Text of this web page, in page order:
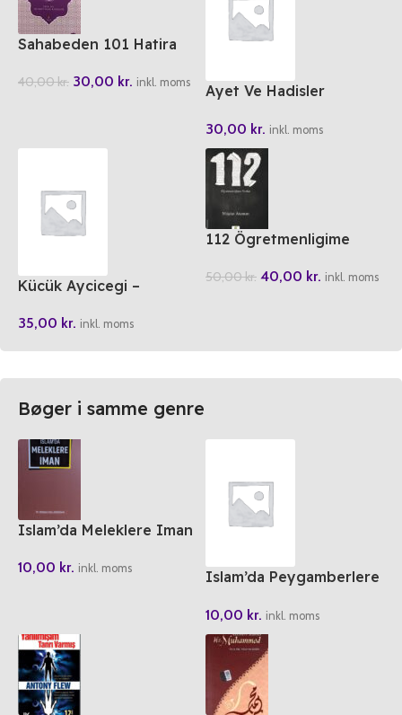
Sahabeden 101 Hatira
40,00kr. 30,00 kr. inkl. moms
Ayet Ve Hadisler
Ve Zekat
30,00 kr. inkl. moms
Kücük Aycicegi –
5
35,00 kr. inkl. moms
112 Ögretmenligime
50,00kr. 40,00 kr. inkl. moms
Bøger i samme genre
Islam’da Meleklere Iman
10,00 kr. inkl. moms
Islam’da Peygamberlere
10,00 kr. inkl. moms